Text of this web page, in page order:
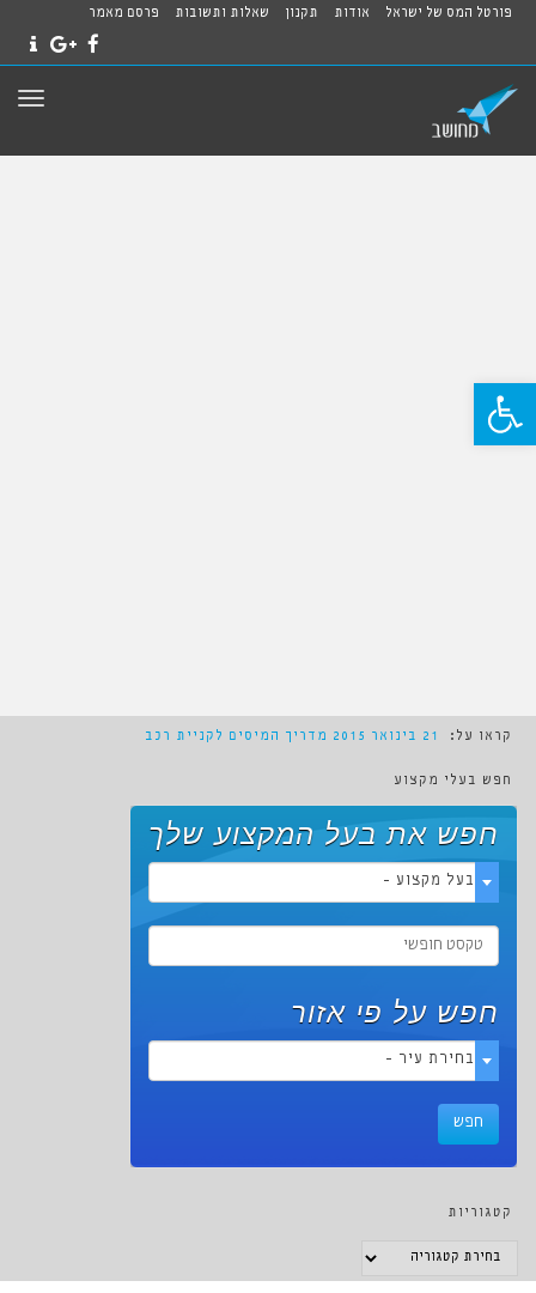
פתח סרגל נגישות
פורטל המס של ישראל אודות תקנון שאלות ותשובות פרסם מאמר
קראו על: 21 בינואר 2015 מדריך המיסים לקניית רכב חדש
חפש בעלי מקצוע
חפש את בעל המקצוע שלך
- בעל מקצוע -
חפש על פי אזור
- בחירת עיר -
קטגוריות
קטגוריות